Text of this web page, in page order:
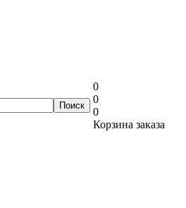
0
0
0
Корзина заказа